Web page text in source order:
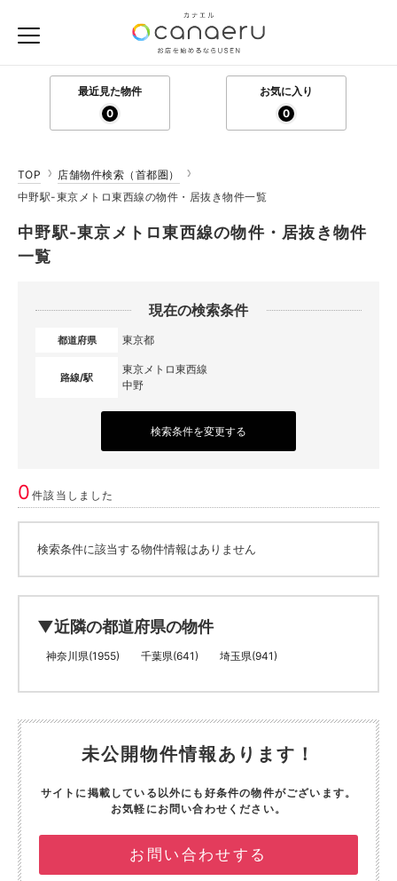
最近見た物件
0
お気に入り
0
TOP
店舗物件検索（首都圏）
中野駅-東京メトロ東西線の物件・居抜き物件一覧
中野駅-東京メトロ東西線の物件・居抜き物件
一覧
現在の検索条件
都道府県 東京都
路線/駅
東京メトロ東西線
中野
検索条件を変更する
0件該当しました
検索条件に該当する物件情報はありません
▼近隣の都道府県の物件
神奈川県(1955) 千葉県(641) 埼玉県(941)
未公開物件情報あります！
サイトに掲載している以外にも好条件の物件がございます。
お気軽にお問い合わせください。
お問い合わせする